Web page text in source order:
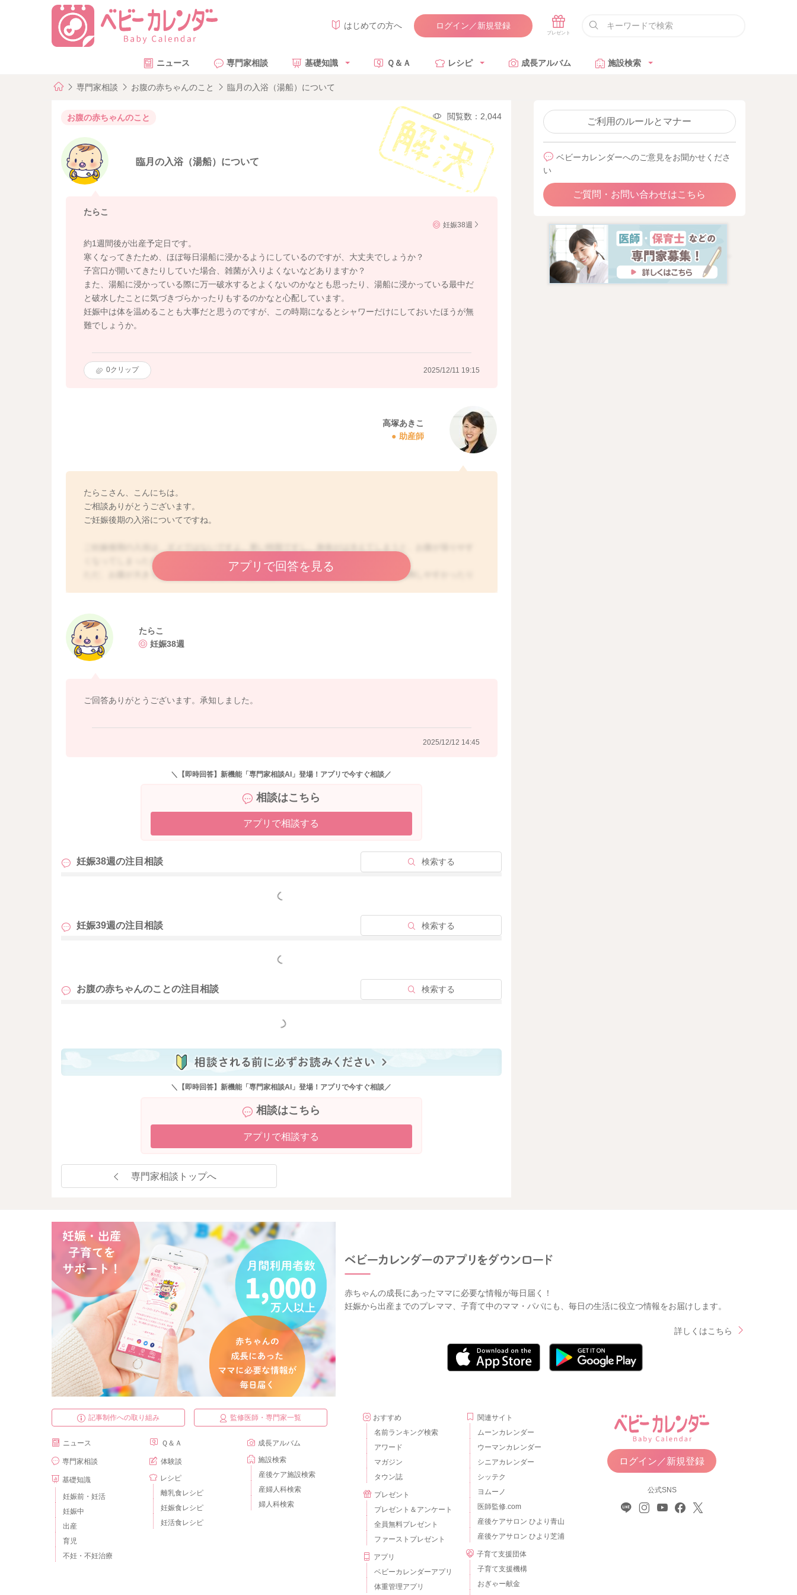
はじめての方へ ログイン／新規登録
ニュース 専門家相談 基礎知識 Ｑ＆Ａ レシピ 成長アルバム 施設検索
専門家相談 お腹の赤ちゃんのこと 臨月の入浴（湯船）について
お腹の赤ちゃんのこと 閲覧数：2,044
臨月の入浴（湯船）について
たらこ
妊娠38週
約1週間後が出産予定日です。
寒くなってきたため、ほぼ毎日湯船に浸かるようにしているのですが、大丈夫でしょうか？
子宮口が開いてきたりしていた場合、雑菌が入りよくないなどありますか？
また、湯船に浸かっている際に万一破水するとよくないのかなとも思ったり、湯船に浸かっている最中だ
と破水したことに気づきづらかったりもするのかなと心配しています。
妊娠中は体を温めることも大事だと思うのですが、この時期になるとシャワーだけにしておいたほうが無
難でしょうか。
0クリップ 2025/12/11 19:15
高塚あきこ
助産師
たらこさん、こんにちは。
ご相談ありがとうございます。
ご妊娠後期の入浴についてですね。
くなってしまったり、腹痛や下痢などの症状が出てしまうこともあります。
ただ、お腹が大きくなってきていると、足元が見えにくいので、滑りやすかったり、転倒しやすかったり
院に連絡しましょう。湯船のお湯が子宮内に入ることで、赤ちゃんに感染が起こる可能性があるため、破
水された後は、浴槽には入らないようになさってくださいね。破水する時には、お腹の強い張りを伴うこ
とも多いので、無症状で破水してしまうということはあまりないように思いますよ。
アプリで回答を見る
たらこ
妊娠38週
ご回答ありがとうございます。承知しました。
2025/12/12 14:45
＼【即時回答】新機能「専門家相談AI」登場！アプリで今すぐ相談／
相談はこちら
アプリで相談する
妊娠38週の注目相談 検索する
もっと見る
妊娠39週の注目相談 検索する
もっと見る
お腹の赤ちゃんのことの注目相談 検索する
もっと見る
＼【即時回答】新機能「専門家相談AI」登場！アプリで今すぐ相談／
相談はこちら
アプリで相談する
専門家相談トップへ
ご利用のルールとマナー
ベビーカレンダーへのご意見をお聞かせくださ
い
ご質問・お問い合わせはこちら
赤ちゃんの成長にあったママに必要な情報が毎日届く！
妊娠から出産までのプレママ、子育て中のママ・パパにも、毎日の生活に役立つ情報をお届けします。
詳しくはこちら
記事制作への取り組み 監修医師・専門家一覧
ニュース
専門家相談
基礎知識
妊娠前・妊活
妊娠中
出産
育児
不妊・不妊治療
Ｑ＆Ａ
体験談
レシピ
離乳食レシピ
妊娠食レシピ
妊活食レシピ
成長アルバム
施設検索
産後ケア施設検索
産婦人科検索
婦人科検索
おすすめ
名前ランキング検索
アワード
マガジン
タウン誌
プレゼント
プレゼント＆アンケート
全員無料プレゼント
ファーストプレゼント
アプリ
ベビーカレンダーアプリ
体重管理アプリ
関連サイト
ムーンカレンダー
ウーマンカレンダー
シニアカレンダー
シッテク
ヨムーノ
医師監修.com
産後ケアサロン ひより青山
産後ケアサロン ひより芝浦
子育て支援団体
子育て支援機構
おぎゃー献金
ログイン／新規登録
公式SNS